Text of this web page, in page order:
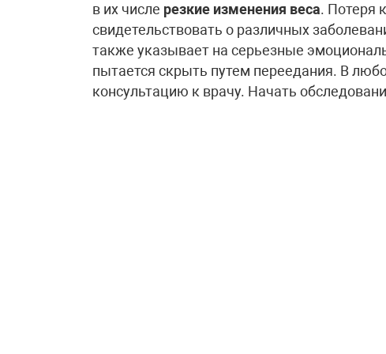
в их числе резкие изменения веса. Потеря
свидетельствовать о различных
также указывает на серьезные
пытается скрыть путем переедания. В
консультацию к врачу. Начать